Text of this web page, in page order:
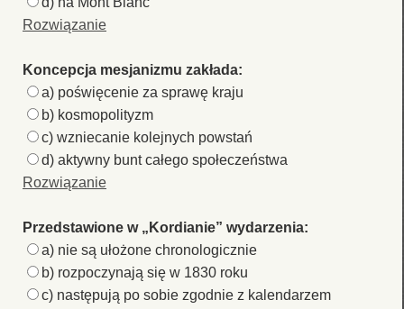
Rozwiązanie
Koncepcja mesjanizmu zakłada:
a) poświęcenie za sprawę kraju
b) kosmopolityzm
c) wzniecanie kolejnych powstań
d) aktywny bunt całego społeczeństwa
Rozwiązanie
Przedstawione w „Kordianie” wydarzenia:
a) nie są ułożone chronologicznie
b) rozpoczynają się w 1830 roku
c) następują po sobie zgodnie z kalendarzem